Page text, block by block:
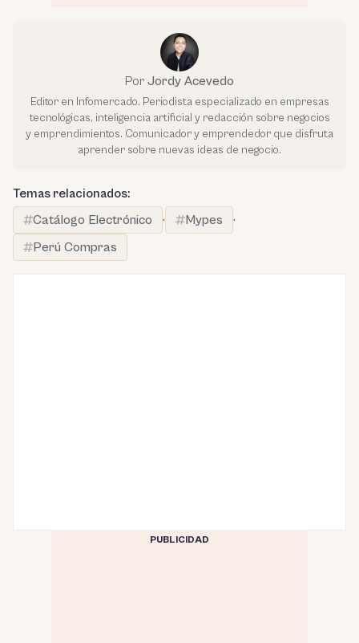
Por Jordy Acevedo
Editor en Infomercado. Periodista especializado en empresas
tecnológicas, inteligencia artificial y redacción sobre negocios
y emprendimientos. Comunicador y emprendedor que disfruta
aprender sobre nuevas ideas de negocio.
Temas relacionados:
Catálogo Electrónico
· Mypes
·
Perú Compras
PUBLICIDAD